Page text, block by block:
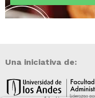
Una iniciativa de: